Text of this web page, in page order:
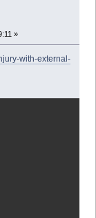
»
with-external-